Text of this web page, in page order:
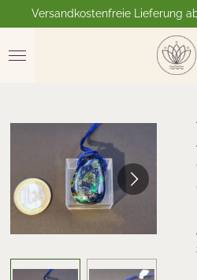
Hauptinhalt
springen
Versandkostenfreie Lieferung